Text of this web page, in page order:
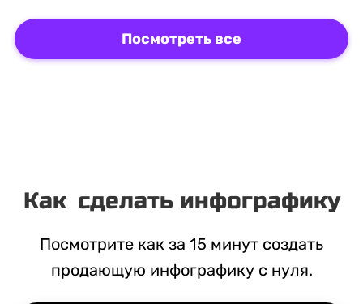
Посмотреть все
Как сделать инфографику
Посмотрите как за 15 минут создать
продающую инфографику с нуля.